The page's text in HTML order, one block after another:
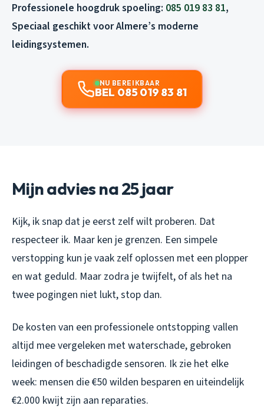
Professionele hoogdruk spoeling: 085 019 83 81,
Speciaal geschikt voor Almere’s moderne
leidingsystemen.
NU BEREIKBAAR
BEL 085 019 83 81
Mijn advies na 25 jaar
Kijk, ik snap dat je eerst zelf wilt proberen. Dat
respecteer ik. Maar ken je grenzen. Een simpele
verstopping kun je vaak zelf oplossen met een plopper
en wat geduld. Maar zodra je twijfelt, of als het na
twee pogingen niet lukt, stop dan.
De kosten van een professionele ontstopping vallen
altijd mee vergeleken met waterschade, gebroken
leidingen of beschadigde sensoren. Ik zie het elke
week: mensen die €50 wilden besparen en uiteindelijk
€2.000 kwijt zijn aan reparaties.